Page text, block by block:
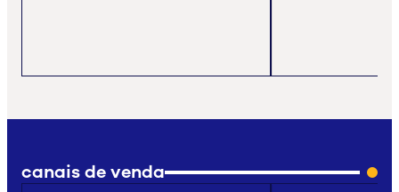
canais de venda